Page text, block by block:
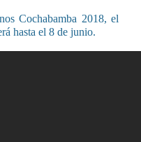
Cochabamba 2018, el
hasta el 8 de junio.